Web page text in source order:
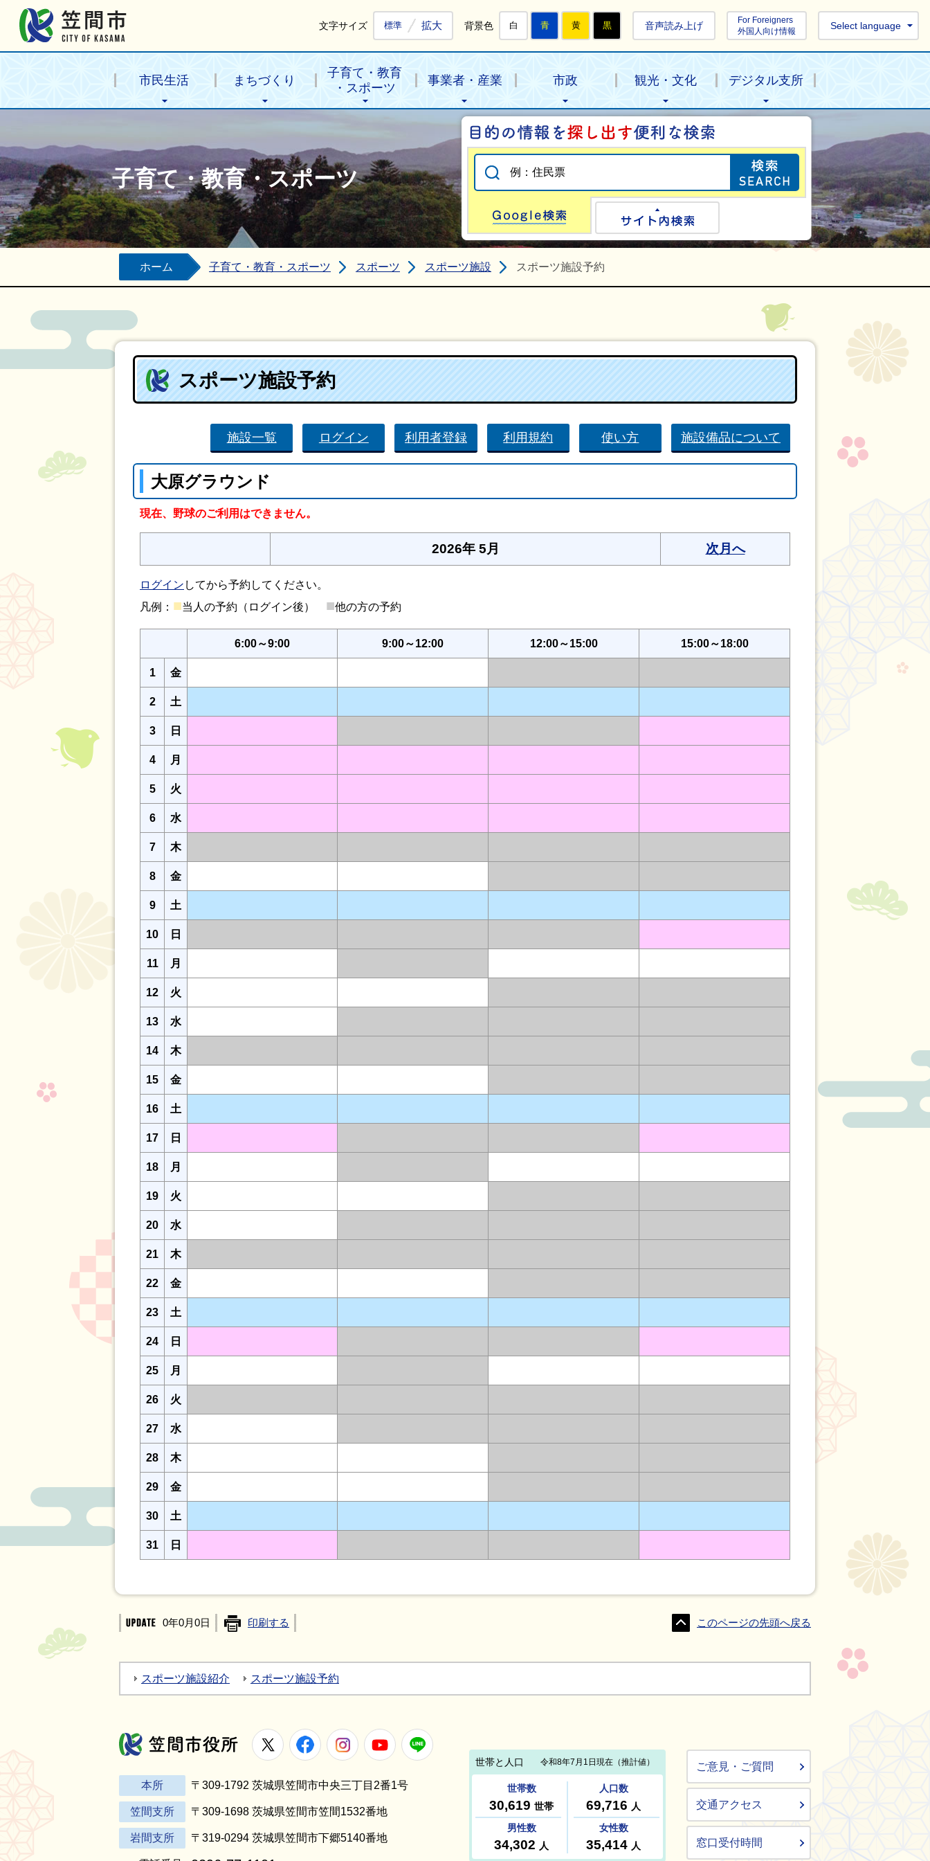
文字サイズ 標準 拡大 背景色 白 青 黄 黒 音声読み上げ
For Foreigners
外国人向け情報
Select language
市民生活 まちづくり
子育て・教育
・スポーツ
事業者・産業 市政 観光・文化 デジタル支所
子育て・教育・スポーツ
目的の情報を探
Google検索
ホーム 子育て・教育・スポーツ スポーツ スポーツ施設 スポーツ施設予約
スポーツ施設予約
施設一覧 ログイン 利用者登録 利用規約 使い方 施設備品について
大原グラウンド
現在、野球のご利用はできません。
2026年 5月 次月へ
ログイン してから予約してください。
凡例： ■当人の予約（ログイン後） ■他の方の予約
6:00～9:00 9:00～12:00 12:00～15:00 15:00～18:00
1 金
2 土
3 日
4 月
5 火
6 水
7 木
8 金
9 土
10 日
11 月
12 火
13 水
14 木
15 金
16 土
17 日
18 月
19 火
20 水
21 木
22 金
23 土
24 日
25 月
26 火
27 水
28 木
29 金
30 土
31 日
0年0月0日 印刷する このページの先頭へ戻る
スポーツ施設紹介 スポーツ施設予約
笠間市役所
X FacebookInstagramYoutube
本所 〒309-1792 茨城県笠間市中央三丁目2番1号
笠間支所 〒309-1698 茨城県笠間市笠間1532番地
岩間支所 〒319-0294 茨城県笠間市下郷5140番地
ご意見・ご質問
交通アクセス
窓口受付時間